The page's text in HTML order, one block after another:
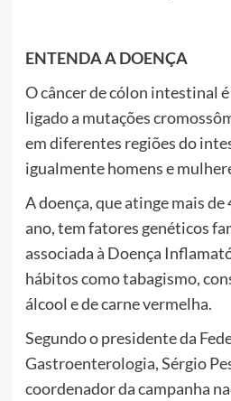
ENTENDA A DOENÇA
O câncer de cólon intestinal
ligado a mutações
em diferentes regiões do
igualmente homens e
A doença, que atinge mais
ano, tem fatores genéticos
associada à Doença
hábitos como tabagismo,
álcool e de carne vermelha.
Segundo o presidente da
Gastroenterologia, Sérgio
coordenador da campanha